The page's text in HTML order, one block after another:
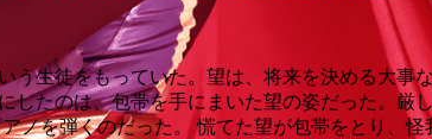
う生徒をもっていた。望は、将来を決める大
したのは、包帯を手にまいた望の姿だった。
ノを弾くのだった。 慌てた望が包帯をとり、